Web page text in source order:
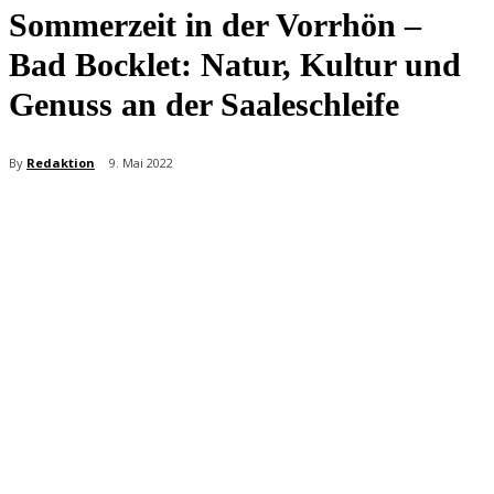
Sommerzeit in der Vorrhön –
Bad Bocklet: Natur, Kultur und
Genuss an der Saaleschleife
By Redaktion 9. Mai 2022